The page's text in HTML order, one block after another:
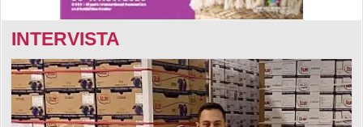
INTERVISTA